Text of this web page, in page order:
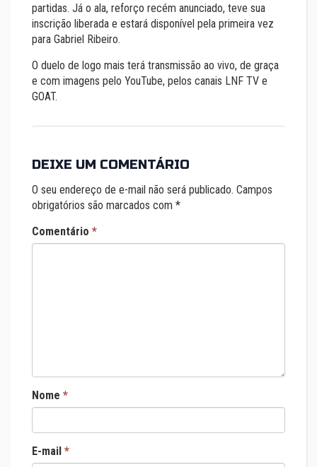
partidas. Já o ala, reforço recém anunciado, teve sua
inscrição liberada e estará disponível pela primeira vez
para Gabriel Ribeiro.
O duelo de logo mais terá transmissão ao vivo, de graça
e com imagens pelo YouTube, pelos canais LNF TV e
GOAT.
DEIXE UM COMENTÁRIO
O seu endereço de e-mail não será publicado. Campos
obrigatórios são marcados com *
Comentário *
Nome *
E-mail *